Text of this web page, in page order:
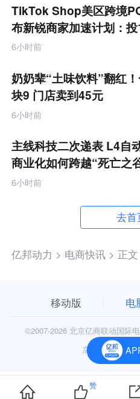
TikTok Shop美区跨境
布新锐商家加速计划：
金资源帮扶四类商家
6小时前
奶奶辈“土味饮料”翻红
块9 门店卖到45元
6小时前
主线科技二次递表 L4自
商业化如何跨越“死亡之
6小时前
去首
亿邦动力 > 电商快讯 > 正文
赞
移动版 电
©2007-2026 北京亿商联动国际
京公网安备